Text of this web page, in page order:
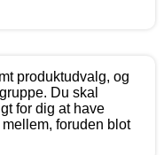
produktudvalg, og
Du skal
for dig at have
foruden blot